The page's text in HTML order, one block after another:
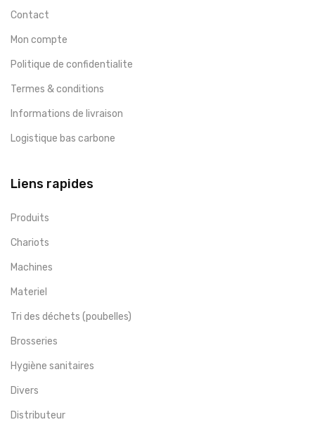
Contact
Mon compte
Politique de confidentialite
Termes & conditions
Informations de livraison
Logistique bas carbone
Liens rapides
Produits
Chariots
Machines
Materiel
Tri des déchets (poubelles)
Brosseries
Hygiène sanitaires
Divers
Distributeur